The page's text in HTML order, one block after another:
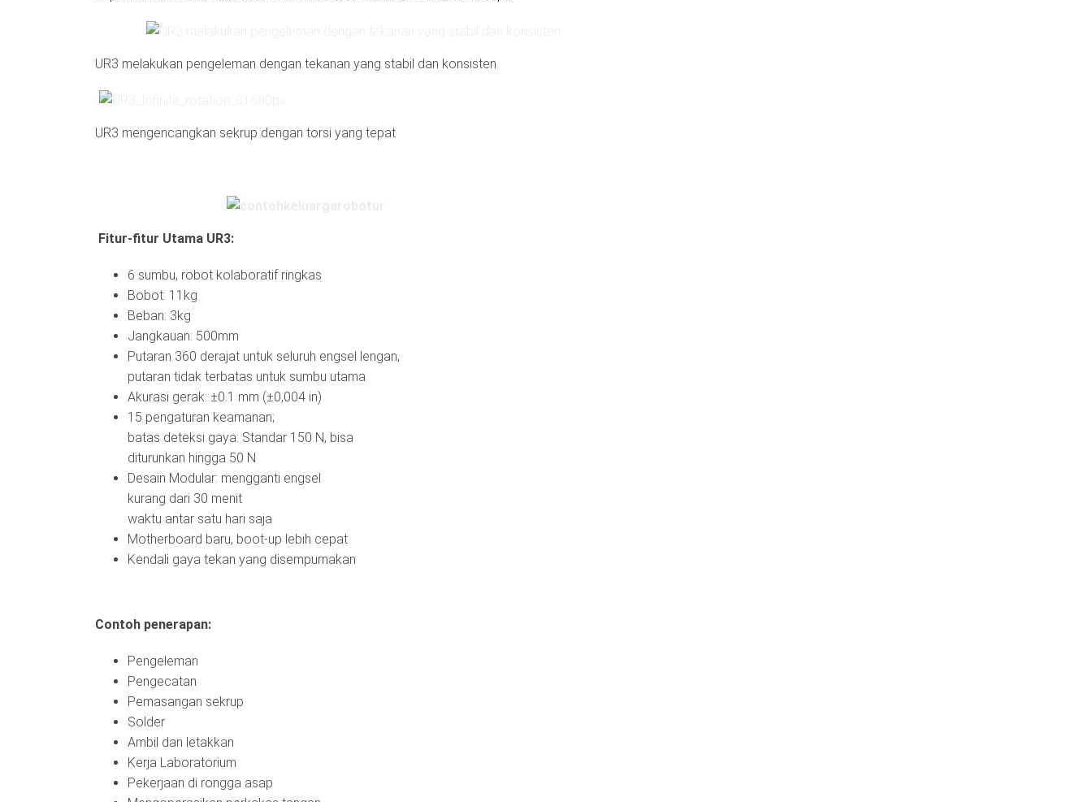
UR3 melakukan pengeleman dengan tekanan yang stabil dan konsisten
UR3 mengencangkan sekrup dengan torsi yang tepat
Fitur-fitur Utama UR3:
6 sumbu, robot kolaboratif ringkas
Bobot: 11kg
Beban: 3kg
Jangkauan: 500mm
Putaran 360 derajat untuk seluruh engsel lengan,
putaran tidak terbatas untuk sumbu utama
Akurasi gerak: ±0.1 mm (±0,004 in)
15 pengaturan keamanan;
batas deteksi gaya: Standar 150 N, bisa
diturunkan hingga 50 N
Desain Modular: mengganti engsel
kurang dari 30 menit
waktu antar satu hari saja
Motherboard baru, boot-up lebih cepat
Kendali gaya tekan yang disempurnakan
Contoh penerapan:
Pengeleman
Pengecatan
Pemasangan sekrup
Solder
Ambil dan letakkan
Kerja Laboratorium
Pekerjaan di rongga asap